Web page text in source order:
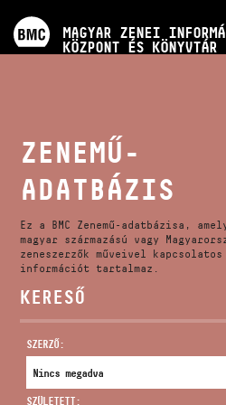
MAGYAR ZENEI
KÖZPONT ÉS KÖNYVTÁR
KÉPZÉSEK
RÓLUNK
VIDEÓ
ZENEMŰ-
ADATBÁZIS
Ez a BMC Zenemű-adatbázisa,
magyar származású vagy
zeneszerzők műveivel kapcsolatos
információt tartalmaz.
KERESŐ
SZERZŐ:
SZÜLETETT: